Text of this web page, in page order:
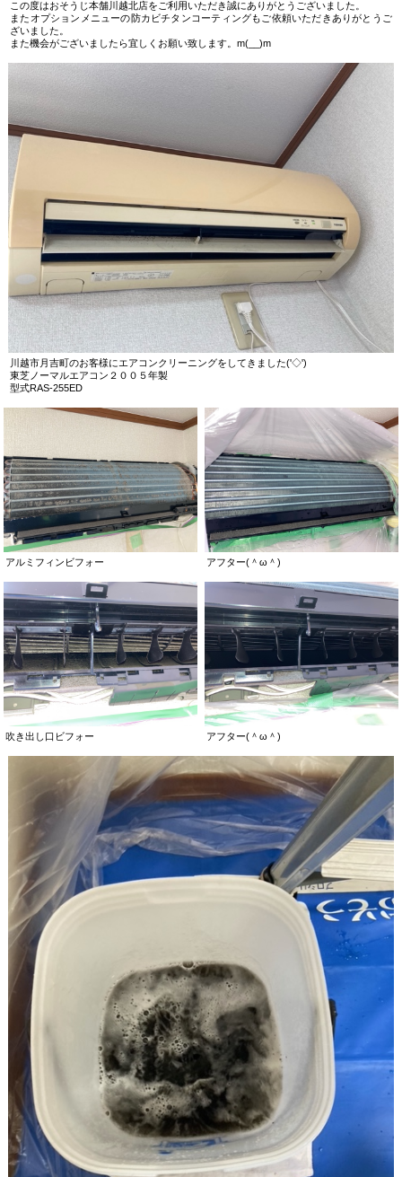
この度はおそうじ本舗川越北店をご利用いただき誠にありがとうございました。
またオプションメニューの防カビチタンコーティングもご依頼いただきありがとうご
ざいました。
また機会がございましたら宜しくお願い致します。m(__)m
川越市月吉町のお客様にエアコンクリーニングをしてきました('◇')ゞ
東芝ノーマルエアコン２００５年製
型式RAS-255ED
アルミフィンビフォー アフター(＾ω＾)
吹き出し口ビフォー アフター(＾ω＾)